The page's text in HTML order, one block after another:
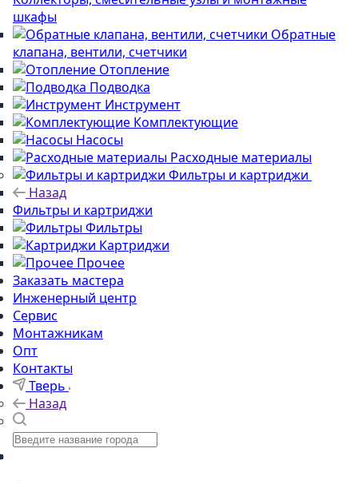
шкафы
Обратные
клапана, вентили, счетчики
Отопление
Подводка
Инструмент
Комплектующие
Насосы
Расходные материалы
Фильтры и картриджи
Назад
Фильтры и картриджи
Фильтры
Картриджи
Прочее
Заказать мастера
Инженерный центр
Сервис
Монтажникам
Опт
Контакты
Тверь
Назад